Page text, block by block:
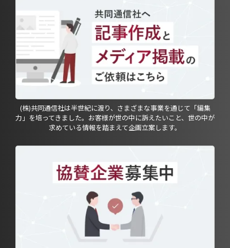
(株)共同通信社は半世紀に渡り、さまざまな事業を通じて「編集
力」を培ってきました。お客様が世の中に訴えたいこと、世の中が
求めている情報を踏まえて企画立案します。